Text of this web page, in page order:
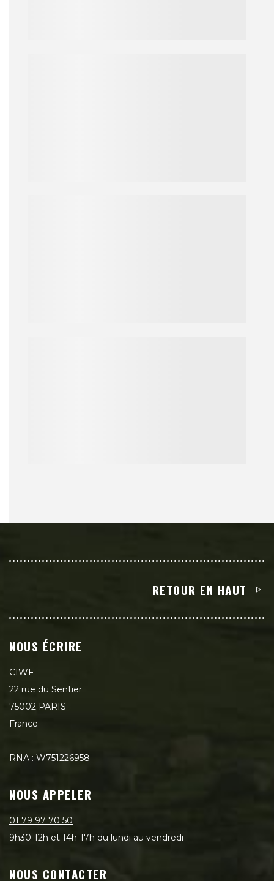
RETOUR EN HAUT
NOUS ÉCRIRE
CIWF
22 rue du Sentier
75002 PARIS
France
RNA : W751226958
NOUS APPELER
01 79 97 70 50
9h30-12h et 14h-17h du lundi au vendredi
NOUS CONTACTER